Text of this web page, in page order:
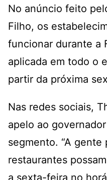
No anúncio feito
Filho, os
funcionar durante a
aplicada em todo o
partir da próxima
Nas redes sociais,
apelo ao
segmento. “A
restaurantes
a sexta-feira no